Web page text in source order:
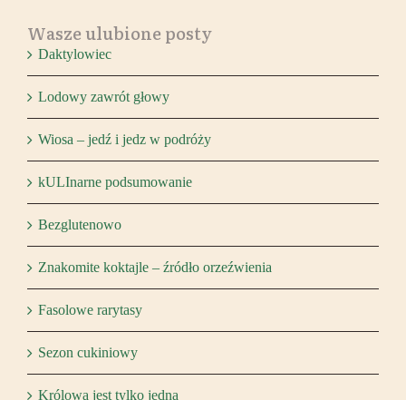
Wasze ulubione posty
Daktylowiec
Lodowy zawrót głowy
Wiosa – jedź i jedz w podróży
kULInarne podsumowanie
Bezglutenowo
Znakomite koktajle – źródło orzeźwienia
Fasolowe rarytasy
Sezon cukiniowy
Królowa jest tylko jedna